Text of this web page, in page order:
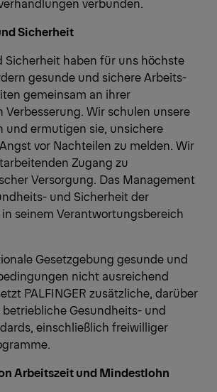
verbunden.
Sicherheit
Sicherheit haben für uns höchste
gesunde und sichere Arbeits-
gemeinsam an ihrer
Wir schulen unsere
und ermutigen sie, unsichere
vor Nachteilen zu melden. Wir
Zugang zu
Versorgung. Das Management
und Sicherheit der
seinem Verantwortungsbereich
Gesetzgebung gesunde und
nicht ausreichend
PALFINGER zusätzliche, darüber
Gesundheits- und
einschließlich freiwilliger
Arbeitszeit und Mindestlohn